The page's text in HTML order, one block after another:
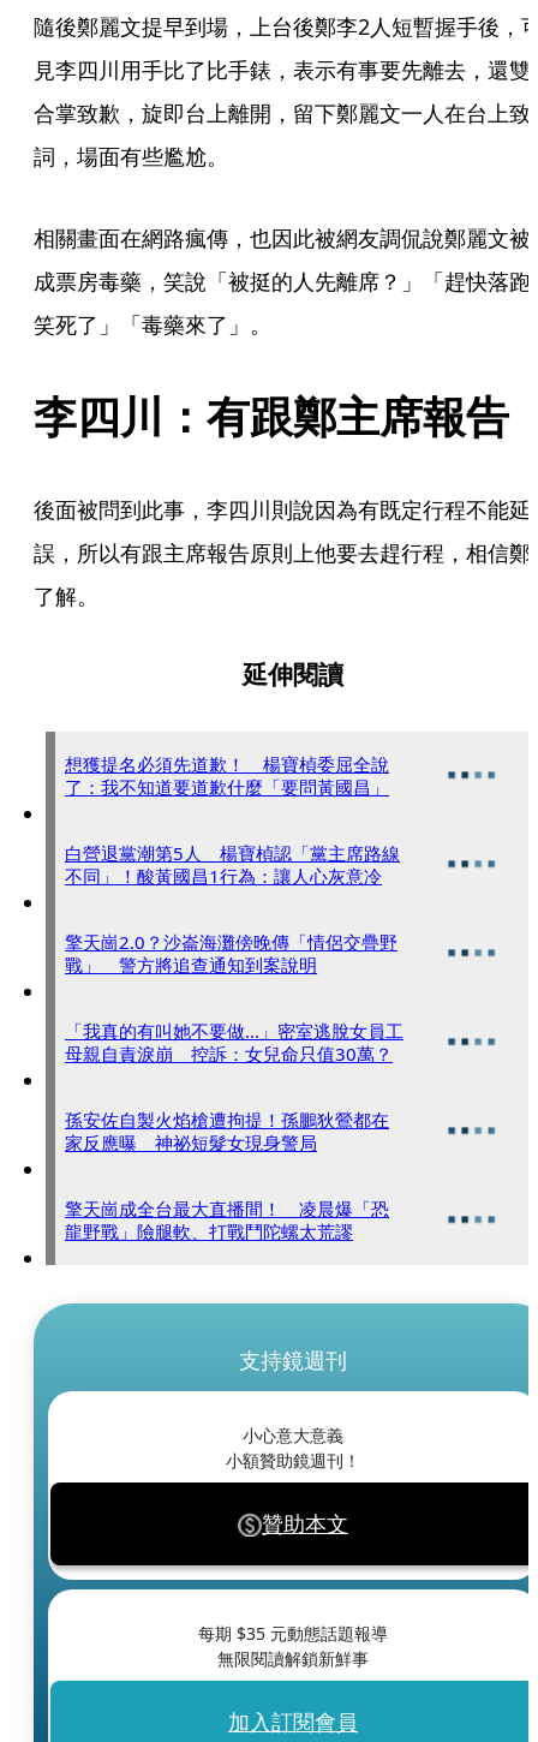
隨後鄭麗文提早到場，上台後鄭李2人短暫握手後，
見李四川用手比了比手錶，表示有事要先離去，還雙
合掌致歉，旋即台上離開，留下鄭麗文一人在台上致
詞，場面有些尷尬。
相關畫面在網路瘋傳，也因此被網友調侃說鄭麗文被
成票房毒藥，笑說「被挺的人先離席？」「趕快落跑
笑死了」「毒藥來了」。
李四川：有跟鄭主席報告
後面被問到此事，李四川則說因為有既定行程不能延
誤，所以有跟主席報告原則上他要去趕行程，相信鄭
了解。
延伸閱讀
想獲提名必須先道歉！ 楊寶楨委屈全說
了：我不知道要道歉什麼「要問黃國昌」
白營退黨潮第5人 楊寶楨認「黨主席路線
不同」！酸黃國昌1行為：讓人心灰意冷
擎天崗2.0？沙崙海灘傍晚傳「情侶交疊野
戰」 警方將追查通知到案說明
「我真的有叫她不要做...」密室逃脫女員工
母親自責淚崩 控訴：女兒命只值30萬？
孫安佐自製火焰槍遭拘提！孫鵬狄鶯都在
家反應曝 神祕短髮女現身警局
擎天崗成全台最大直播間！ 凌晨爆「恐
龍野戰」險腿軟、打戰鬥陀螺太荒謬
支持鏡週刊
小心意大意義
小額贊助鏡週刊！
贊助本文
每期 $35 元動態話題報導
無限閱讀解鎖新鮮事
加入訂閱會員